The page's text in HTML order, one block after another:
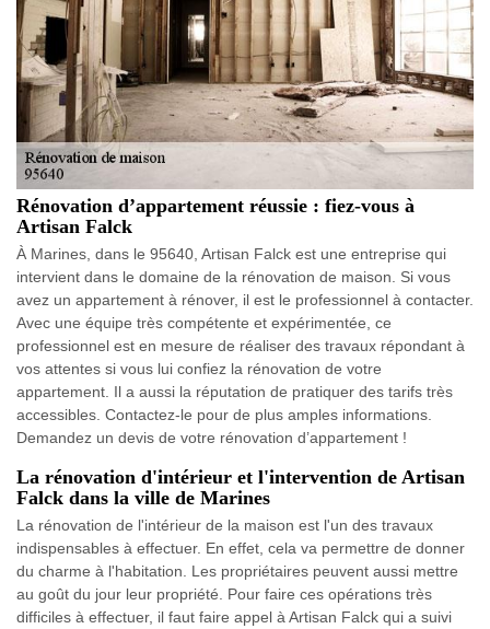
Rénovation d’appartement réussie : fiez-vous à
Artisan Falck
À Marines, dans le 95640, Artisan Falck est une entreprise qui
intervient dans le domaine de la rénovation de maison. Si vous
avez un appartement à rénover, il est le professionnel à contacter.
Avec une équipe très compétente et expérimentée, ce
professionnel est en mesure de réaliser des travaux répondant à
vos attentes si vous lui confiez la rénovation de votre
appartement. Il a aussi la réputation de pratiquer des tarifs très
accessibles. Contactez-le pour de plus amples informations.
Demandez un devis de votre rénovation d’appartement !
La rénovation d'intérieur et l'intervention de Artisan
Falck dans la ville de Marines
La rénovation de l'intérieur de la maison est l'un des travaux
indispensables à effectuer. En effet, cela va permettre de donner
du charme à l'habitation. Les propriétaires peuvent aussi mettre
au goût du jour leur propriété. Pour faire ces opérations très
difficiles à effectuer, il faut faire appel à Artisan Falck qui a suivi